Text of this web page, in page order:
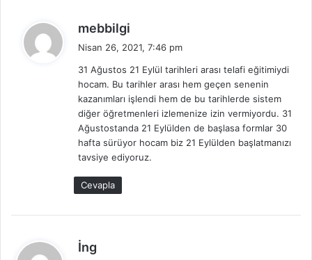
mebbilgi
e
i
k
i
Nisan 26, 2021, 7:46 pm
31 Ağustos 21 Eylül tarihleri arası telafi eğitimiydi
hocam. Bu tarihler arası hem geçen senenin
kazanımları işlendi hem de bu tarihlerde sistem
diğer öğretmenleri izlemenize izin vermiyordu. 31
Ağustostanda 21 Eylülden de başlasa formlar 30
hafta sürüyor hocam biz 21 Eylülden başlatmanızı
tavsiye ediyoruz.
Cevapla
İng